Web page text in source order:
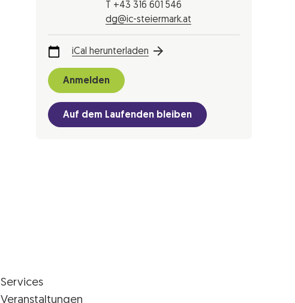
T +43 316 601 546
dg@ic-steiermark.at
iCal herunterladen
Anmelden
Auf dem Laufenden bleiben
Services
Veranstaltungen